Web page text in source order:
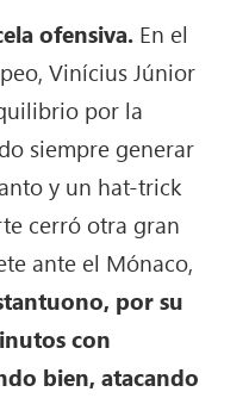
ofensiva. En el
Vinícius Júnior
por la
siempre generar
y un hat-trick
cerró otra gran
ante el Mónaco,
por su
con
bien, atacando